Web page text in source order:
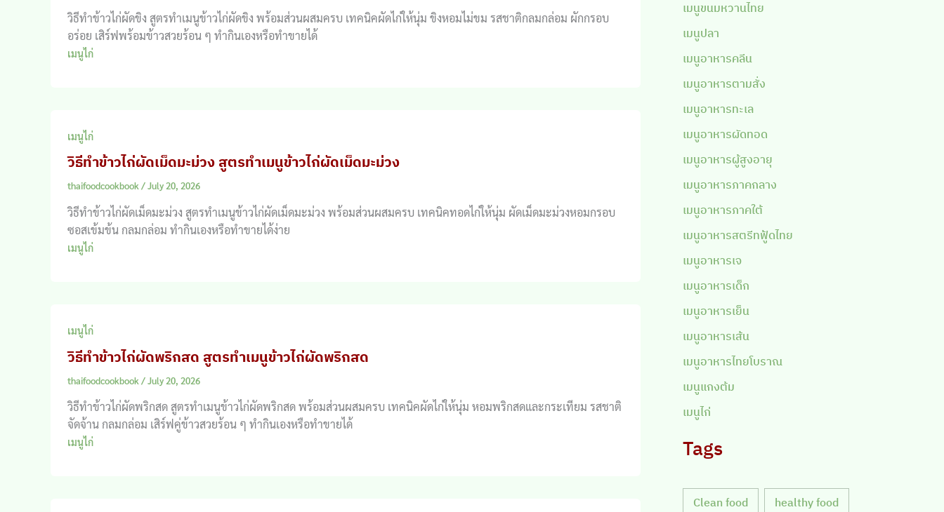
วิธีทำข้าวไก่ผัดขิง สูตรทำเมนูข้าวไก่ผัดขิง พร้อมส่วนผสมครบ เทคนิคผัดไก่ให้นุ่ม ขิงหอมไม่ขม รสชาติกลมกล่อม ผักกรอบ
อร่อย เสิร์ฟพร้อมข้าวสวยร้อน ๆ ทำกินเองหรือทำขายได้
เมนูไก่
เมนูไก่
วิธีทำข้าวไก่ผัดเม็ดมะม่วง สูตรทำเมนูข้าวไก่ผัดเม็ดมะม่วง
thaifoodcookbook /July 20, 2026
วิธีทำข้าวไก่ผัดเม็ดมะม่วง สูตรทำเมนูข้าวไก่ผัดเม็ดมะม่วง พร้อมส่วนผสมครบ เทคนิคทอดไก่ให้นุ่ม ผัดเม็ดมะม่วงหอมกรอบ
ซอสเข้มข้น กลมกล่อม ทำกินเองหรือทำขายได้ง่าย
เมนูไก่
เมนูไก่
วิธีทำข้าวไก่ผัดพริกสด สูตรทำเมนูข้าวไก่ผัดพริกสด
thaifoodcookbook /July 20, 2026
วิธีทำข้าวไก่ผัดพริกสด สูตรทำเมนูข้าวไก่ผัดพริกสด พร้อมส่วนผสมครบ เทคนิคผัดไก่ให้นุ่ม หอมพริกสดและกระเทียม รสชาติ
จัดจ้าน กลมกล่อม เสิร์ฟคู่ข้าวสวยร้อน ๆ ทำกินเองหรือทำขายได้
เมนูไก่
เมนูขนมหวานไทย
เมนูปลา
เมนูอาหารคลีน
เมนูอาหารตามสั่ง
เมนูอาหารทะเล
เมนูอาหารผัดทอด
เมนูอาหารผู้สูงอายุ
เมนูอาหารภาคกลาง
เมนูอาหารภาคใต้
เมนูอาหารสตรีทฟู้ดไทย
เมนูอาหารเจ
เมนูอาหารเด็ก
เมนูอาหารเย็น
เมนูอาหารเส้น
เมนูอาหารไทยโบราณ
เมนูแกงต้ม
เมนูไก่
Tags
Clean food healthy food